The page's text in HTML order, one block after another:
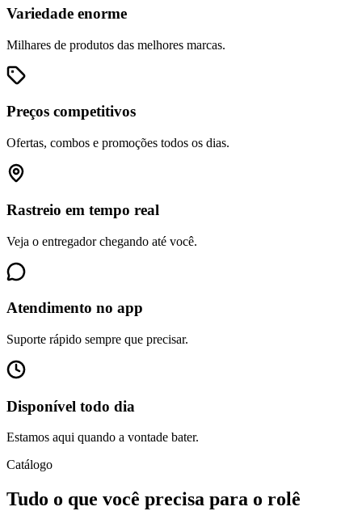
Variedade enorme
Milhares de produtos das melhores marcas.
Preços competitivos
Ofertas, combos e promoções todos os dias.
Rastreio em tempo real
Veja o entregador chegando até você.
Atendimento no app
Suporte rápido sempre que precisar.
Disponível todo dia
Estamos aqui quando a vontade bater.
Catálogo
Tudo o que você precisa para o rolê